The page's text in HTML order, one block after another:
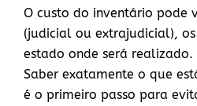
O custo do inventário pode
(judicial ou extrajudicial),
estado onde será realizado.
Saber exatamente o que
é o primeiro passo para